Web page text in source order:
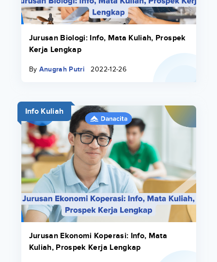
Jurusan Biologi: Info, Mata Kuliah, Prospek
Kerja Lengkap
By Anugrah Putri 2022-12-26
Info Kuliah
Jurusan Ekonomi Koperasi: Info, Mata
Kuliah, Prospek Kerja Lengkap